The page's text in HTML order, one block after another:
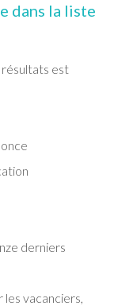
dans la liste
résultats est
derniers
les vacanciers,